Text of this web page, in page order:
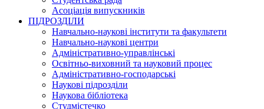
Асоціація випускників
ПІДРОЗДІЛИ
Навчально-наукові інститути та факультети
Навчально-наукові центри
Адміністративно-управлінські
Освітньо-виховний та науковий процес
Адміністративно-господарські
Наукові підрозділи
Наукова бібліотека
Студмістечко